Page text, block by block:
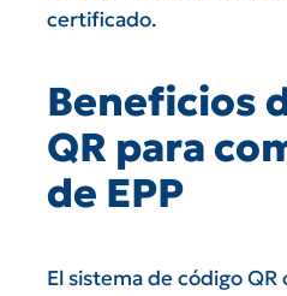
certificado.
Beneficios
QR para
de EPP
El sistema de código